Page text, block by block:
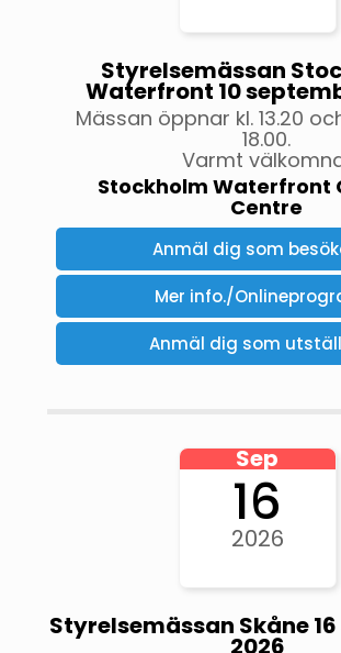
Styrelsemässan
Waterfront 10
Mässan öppnar kl. 13.20
18.00.
Varmt
Stockholm Waterfront
Centre
Anmäl dig som
Mer info./
Anmäl dig som
Sep
16
2026
Styrelsemässan Skåne
2026